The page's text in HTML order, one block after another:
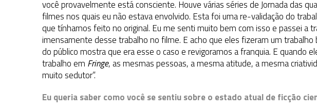
você provavelmente está consciente. Houve várias séries de Jornada das
filmes nos quais eu não estava envolvido. Esta foi uma re-validação do
que tínhamos feito no original. Eu me senti muito bem com isso e passei a
imensamente desse trabalho no filme. E acho que eles fizeram um
do público mostra que era esse o caso e revigoramos a franquia. E quando
trabalho em Fringe, as mesmas pessoas, a mesma atitude, a mesma
muito sedutor”.
Eu queria saber como você se sentiu sobre o estado atual de ficção